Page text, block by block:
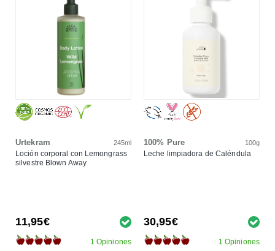
Urtekram 245ml
Loción corporal con Lemongrass
silvestre Blown Away
11,95€
1 Opiniones
100% Pure 100g
Leche limpiadora de Caléndula
30,95€
1 Opiniones